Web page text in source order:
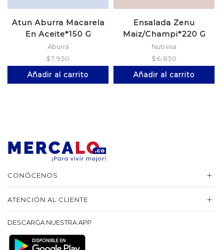
Atun Aburra Macarela
En Aceite*150 G
Aburrá
$7,950
Añadir al carrito
Ensalada Zenu
Maiz/Champi*220 G
Nutresa
$6,850
Añadir al carrito
CONÓCENOS
ATENCIÓN AL CLIENTE
DESCARGA NUESTRA APP